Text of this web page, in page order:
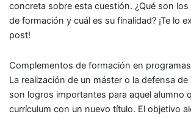
concreta sobre esta cuestión. ¿Qué son
de formación y cuál es su finalidad? ¡Te lo
post!
Complementos de formación en
La realización de un máster o la defensa
son logros importantes para aquel alumno
currículum con un nuevo título. El objetivo